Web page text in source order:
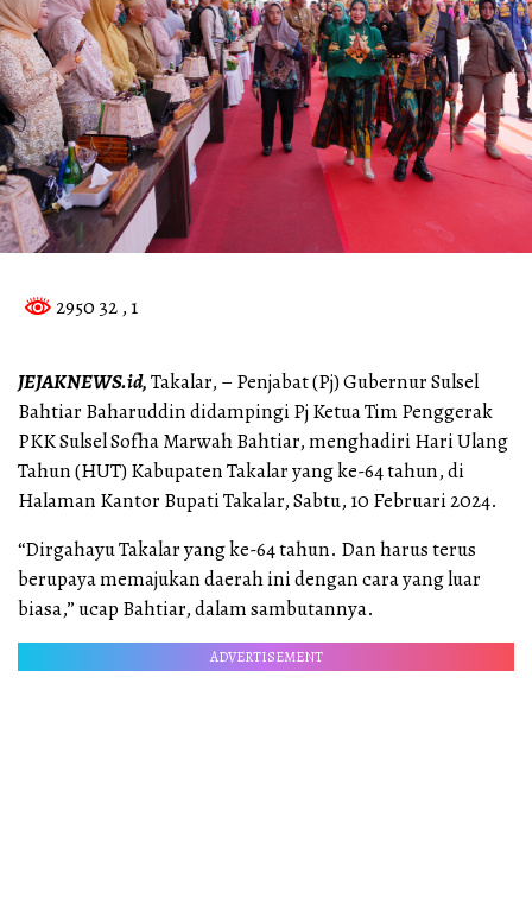
2950 32 , 1
JEJAKNEWS.id,Takalar, – Penjabat (Pj) Gubernur Sulsel
Bahtiar Baharuddin didampingi Pj Ketua Tim Penggerak
PKK Sulsel Sofha Marwah Bahtiar, menghadiri Hari Ulang
Tahun (HUT) Kabupaten Takalar yang ke-64 tahun, di
Halaman Kantor Bupati Takalar, Sabtu, 10 Februari 2024.
“Dirgahayu Takalar yang ke-64 tahun. Dan harus terus
berupaya memajukan daerah ini dengan cara yang luar
biasa,” ucap Bahtiar, dalam sambutannya.
ADVERTISEMENT